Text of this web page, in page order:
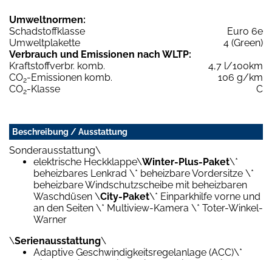
Umweltnormen:
Schadstoffklasse
Euro 6e
Umweltplakette
4 (Green)
Verbrauch und Emissionen nach WLTP:
Kraftstoffverbr. komb.
4,7 l/100km
CO2-Emissionen komb.
106 g/km
CO2-Klasse C
Beschreibung / Ausstattung
Sonderausstattung\
elektrische Heckklappe\Winter-Plus-Paket\*
beheizbares Lenkrad \* beheizbare Vordersitze \*
beheizbare Windschutzscheibe mit beheizbaren
Waschdüsen \City-Paket\* Einparkhilfe vorne und
an den Seiten \* Multiview-Kamera \* Toter-Winkel-
Warner
\Serienausstattung\
Adaptive Geschwindigkeitsregelanlage (ACC)\*